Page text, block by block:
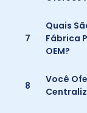
7
Quais
Fábrica
OEM?
8
Você